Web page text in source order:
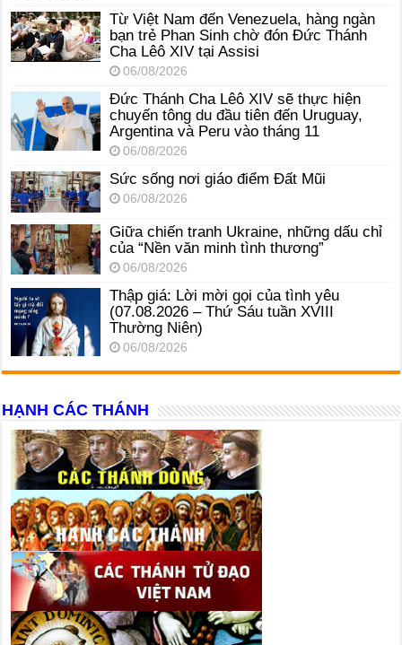
Từ Việt Nam đến Venezuela, hàng ngàn
bạn trẻ Phan Sinh chờ đón Đức Thánh
Cha Lêô XIV tại Assisi
06/08/2026
Đức Thánh Cha Lêô XIV sẽ thực hiện
chuyến tông du đầu tiên đến Uruguay,
Argentina và Peru vào tháng 11
06/08/2026
Sức sống nơi giáo điểm Đất Mũi
06/08/2026
Giữa chiến tranh Ukraine, những dấu chỉ
của “Nền văn minh tình thương”
06/08/2026
Thập giá: Lời mời gọi của tình yêu
(07.08.2026 – Thứ Sáu tuần XVIII
Thường Niên)
06/08/2026
HẠNH CÁC THÁNH